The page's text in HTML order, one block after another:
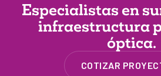
Especialistas en
infraestructura
óptica.
COTIZAR